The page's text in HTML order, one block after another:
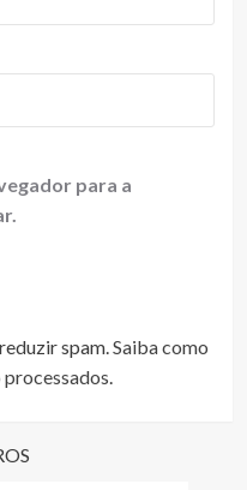
para a
spam.Saiba como
processados.